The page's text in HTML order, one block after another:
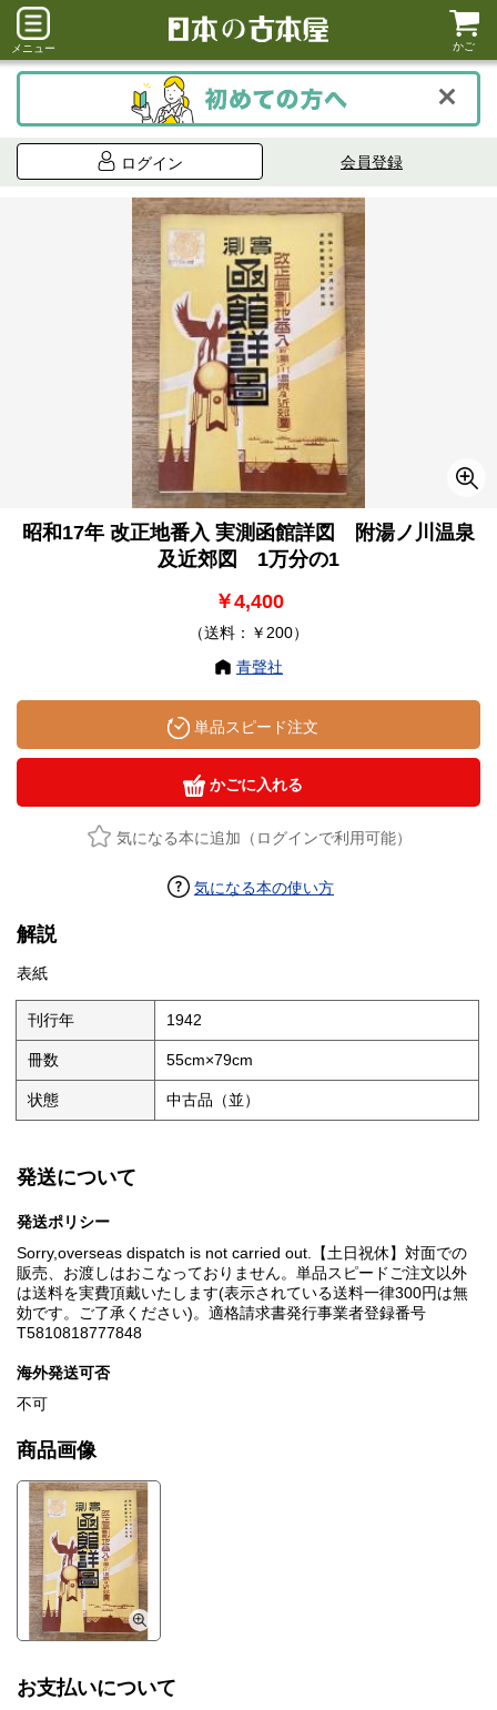
メニュー かご
ログイン 会員登録
昭和17年 改正地番入 実測函館詳図 附湯ノ川温泉
及近郊図 1万分の1
￥4,400
（送料：￥200）
青聲社
単品スピード注文
かごに入れる
気になる本に追加（ログインで利用可能）
気になる本の使い方
解説
表紙
刊行年 1942
冊数 55cm×79cm
状態 中古品（並）
発送について
発送ポリシー
Sorry,overseas dispatch is not carried out.【土日祝休】対面での
販売、お渡しはおこなっておりません。単品スピードご注文以外
は送料を実費頂戴いたします(表示されている送料一律300円は無
効です。ご了承ください)。適格請求書発行事業者登録番号
T5810818777848
海外発送可否
不可
商品画像
お支払いについて